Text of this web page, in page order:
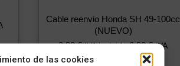
de las cookies
Cable reenvio Honda SH 49-100cc
(NUEVO)
9,99€ IVA incluido 6,99€ IVA